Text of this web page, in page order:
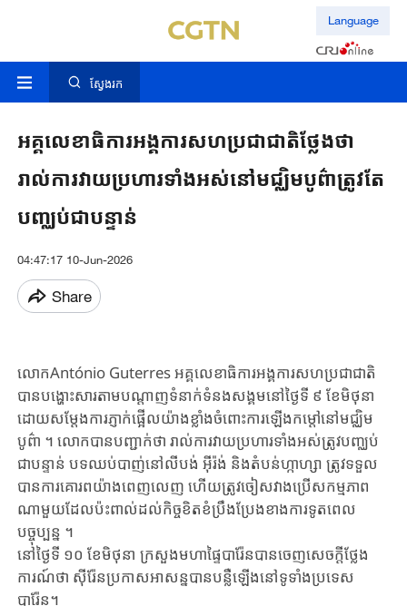
Language
ស្វែងរក
អគ្គលេខាធិការអង្គការសហប្រជាជាតិថ្លែងថា​
រាល់​ការវាយប្រហារទាំងអស់នៅមជ្ឈិមបូព៌ាត្រូវ​តែ​
បញ្ឈប់ជាបន្ទាន់
04:47:17 10-Jun-2026
Share
លោកAntónio Guterres អគ្គលេខាធិការអង្គការសហប្រជាជាតិ
បានបង្ហោះសារ​តាម​បណ្តាញ​​ទំនាក់ទំនង​សង្គមនៅថ្ងៃទី ៩ ខែមិថុនា
ដោយសម្តែងការភ្ញាក់ផ្អើលយ៉ាងខ្លាំងចំពោះការឡើង​កម្តៅ​នៅមជ្ឈិម
បូព៌ា ។ លោក​បាន​បញ្ជាក់ថា រាល់​ការវាយប្រហារទាំងអស់ត្រូវបញ្ឈប់
ជាបន្ទាន់ បទឈប់បាញ់នៅលីបង់ អ៊ីរ៉ង់ និងតំបន់ហ្កាហ្សា ត្រូវទទួល
បាន​​ការ​គោរពយ៉ាងពេញលេញ ហើយត្រូវ​ចៀសវាងប្រើ​សកម្មភាព
ណាមួយ​ដែលប៉ះពាល់​ដល់កិច្ចខិតខំប្រឹងប្រែងខាងការទូតពេល​
បច្ចុប្បន្ន ។
នៅ​​ថ្ងៃទី ១០ ខែមិថុនា ក្រសួងមហាផ្ទៃបារ៉ែនបានចេញសេចក្តីថ្លែង
ការណ៍ថា ស៊ីរ៉ែន​ប្រកាស​​អាសន្ន​​បាន​បន្លឺ​ឡើង​​នៅ​ទូទាំងប្រទេស
បារ៉ែន។